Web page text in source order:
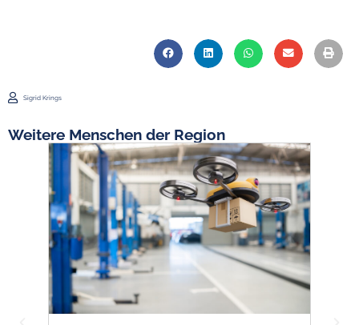
Sigrid Krings
Weitere Menschen der Region